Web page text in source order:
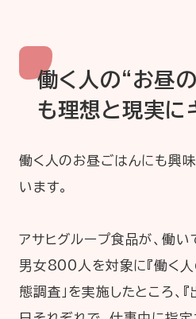
働く人の“お昼
も理想と現実に
働く人のお昼ごはんにも興
います。
アサヒグループ食品が、働
男女800人を対象に『働く
態調査」を実施したところ、